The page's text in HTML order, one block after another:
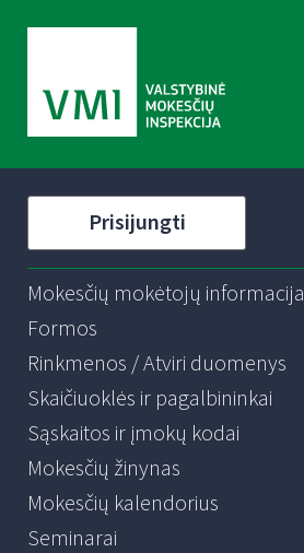
Prisijungti
Mokesčių mokėtojų informacija
Formos
Rinkmenos / Atviri duomenys
Skaičiuoklės ir pagalbininkai
Sąskaitos ir įmokų kodai
Mokesčių žinynas
Mokesčių kalendorius
Seminarai